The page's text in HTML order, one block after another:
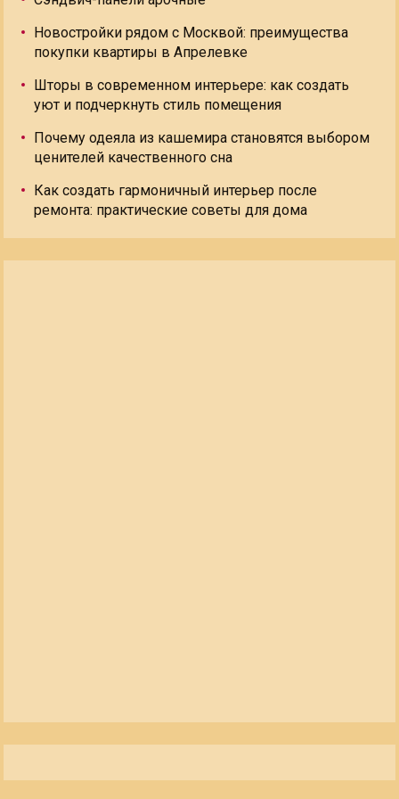
Новостройки рядом с Москвой: преимущества
покупки квартиры в Апрелевке
Шторы в современном интерьере: как создать
уют и подчеркнуть стиль помещения
Почему одеяла из кашемира становятся выбором
ценителей качественного сна
Как создать гармоничный интерьер после
ремонта: практические советы для дома